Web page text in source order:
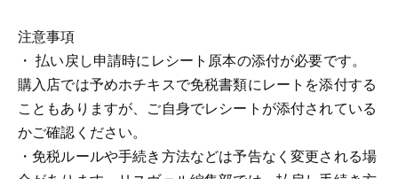
注意事項
・ 払い戻し申請時にレシート原本の添付が必要です。
購入店では予めホチキスで免税書類にレートを添付する
こともありますが、ご自身でレシートが添付されている
かご確認ください。
・免税ルールや手続き方法などは予告なく変更される場